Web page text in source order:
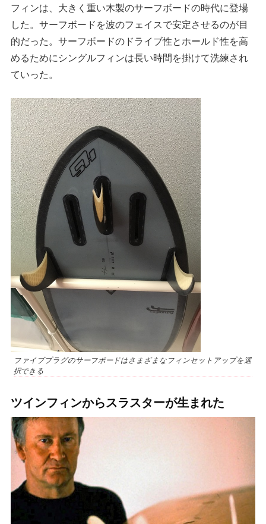
フィンは、大きく重い木製のサーフボードの時代に登場
した。サーフボードを波のフェイスで安定させるのが目
的だった。サーフボードのドライブ性とホールド性を高
めるためにシングルフィンは長い時間を掛けて洗練され
ていった。
ファイブプラグのサーフボードはさまざまなフィンセットアップを選
択できる
ツインフィンからスラスターが生まれた